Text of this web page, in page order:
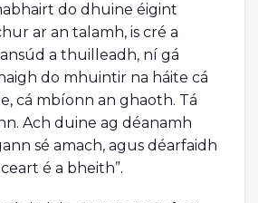
do dhuine éigint
ar an talamh, is cré a
ansúd a thuilleadh, ní gá
do mhuintir na háite cá
cá mbíonn an ghaoth. Tá
Ach duine ag déanamh
sé amach, agus déarfaidh
ceart é a bheith”.